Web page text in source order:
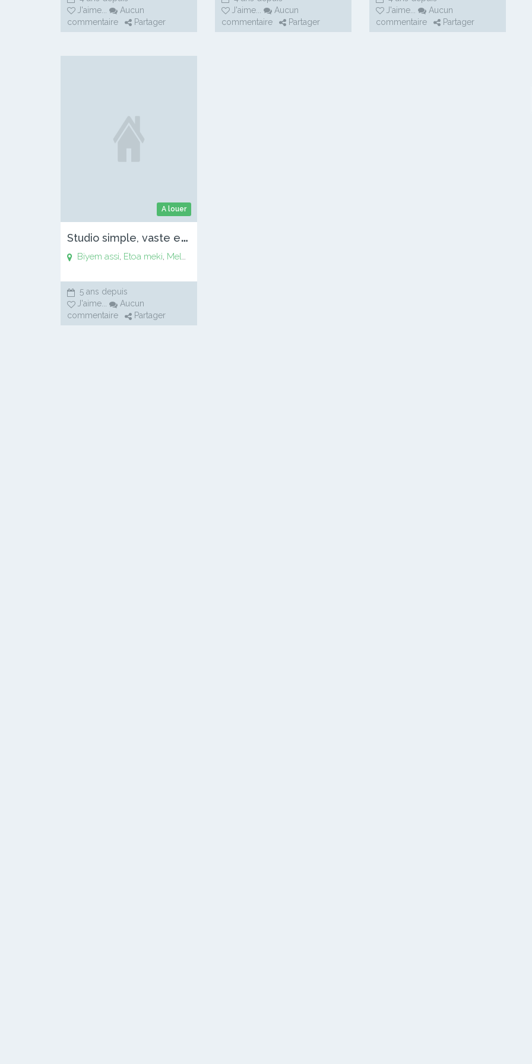
J'aime ...
Aucun
commentaire
Partager
J'aime ...
Aucun
commentaire
Partager
J'aime ...
Aucun
commentaire
Partager
A louer
S
tudio simple, vaste et propre
Biyem assi, Etoa meki, Melen
5 ans depuis
J'aime...
Aucun
commentaire
Partager